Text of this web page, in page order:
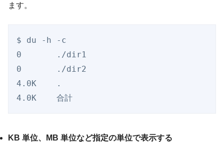
ます。
$ du -h -c
0       ./dir1
0       ./dir2
4.0K    .
KB 単位、MB 単位など指定の単位で表示する